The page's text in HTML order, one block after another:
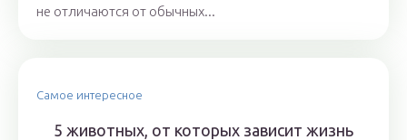
не отличаются от обычных...
Самое интересное
5 животных, от которых зависит жизнь